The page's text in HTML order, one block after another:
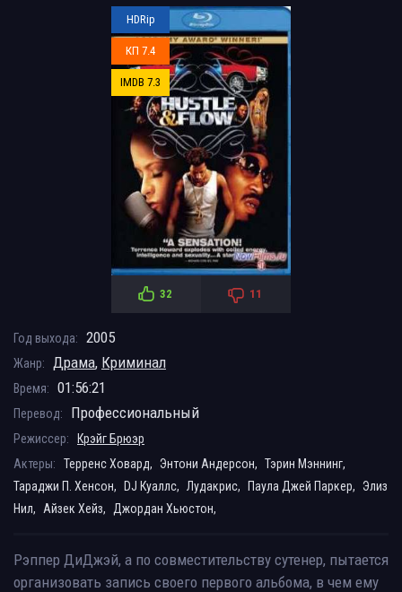
HDRip
КП 7.4
IMDB 7.3
32 11
Год выхода: 2005
Жанр: Драма, Криминал
Время: 01:56:21
Перевод: Профессиональный
Режиссер:
Крэйг Брюэр
Актеры:
Терренс Ховард, Энтони Андерсон, Тэрин Мэннинг,
Тараджи П. Хенсон,
DJ Куаллс, Лудакрис, Паула Джей Паркер, Элиз
Нил,
Айзек Хейз, Джордан Хьюстон,
Рэппер ДиДжэй, а по совместительству сутенер, пытается
организовать запись своего первого альбома, в чем ему